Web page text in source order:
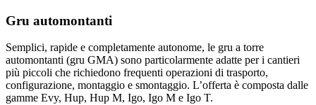
Gru automontanti
Semplici, rapide e completamente autonome, le gru a torre
automontanti (gru GMA) sono particolarmente adatte per i cantieri
più piccoli che richiedono frequenti operazioni di trasporto,
configurazione, montaggio e smontaggio. L’offerta è composta dalle
gamme Evy, Hup, Hup M, Igo, Igo M e Igo T.